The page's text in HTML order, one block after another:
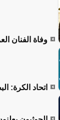
وفاة الفنان
اتحاد الكرة: